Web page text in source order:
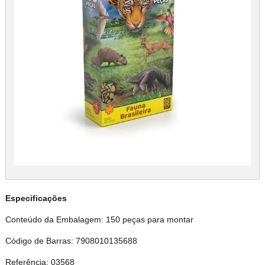
Especificações
Conteúdo da Embalagem: 150 peças para montar
Código de Barras: 7908010135688
Referência: 03568